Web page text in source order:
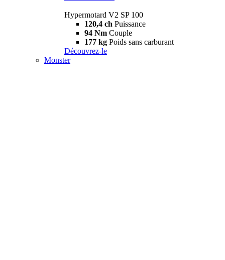
Hypermotard V2 SP 100
120,4 ch Puissance
94 Nm Couple
177 kg Poids sans carburant
Découvrez-le
Monster